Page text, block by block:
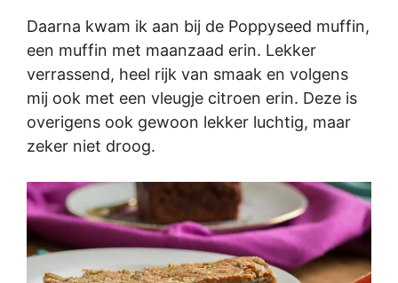
Daarna kwam ik aan bij de Poppyseed muffin,
een muffin met maanzaad erin. Lekker
verrassend, heel rijk van smaak en volgens
mij ook met een vleugje citroen erin. Deze is
overigens ook gewoon lekker luchtig, maar
zeker niet droog.